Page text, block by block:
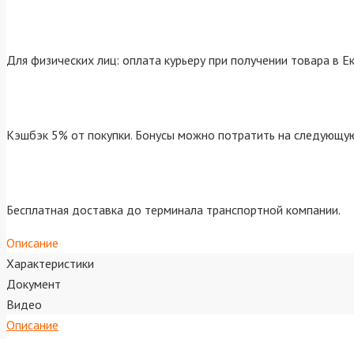
Для физических лиц: оплата курьеру при получении товара в
Кэшбэк 5% от покупки. Бонусы можно потратить на
Бесплатная доставка до терминала транспортной компании.
Описание
Характеристики
Документ
Видео
Описание